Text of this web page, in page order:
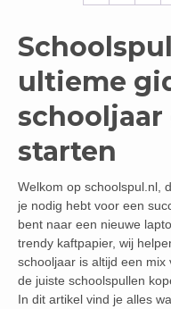
ultieme
schooljaar
starten
Welkom op schoolspul.nl,
je nodig hebt voor een
bent naar een nieuwe
trendy kaftpapier, wij
schooljaar is altijd een
de juiste schoolspullen
In dit artikel vind je alles